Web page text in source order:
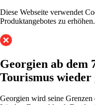
Diese Webseite verwendet
Produktangebotes zu erhöhen.
Georgien ab dem
Tourismus wieder
Georgien wird seine